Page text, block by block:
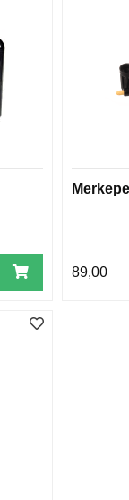
89,00